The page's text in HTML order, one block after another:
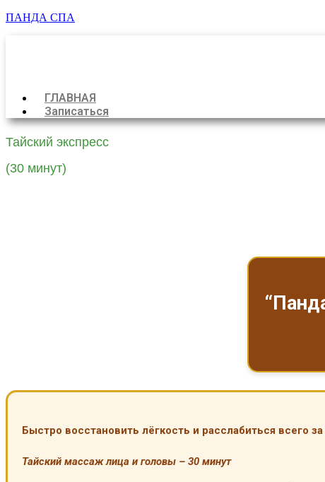
ПАНДА СПА
Меню
ГЛАВНАЯ
Записаться
Тайский экспресс
(30 минут)
Быстро восстановить лёгкость и расслабиться всего
Тайский массаж лица и головы – 30 минут